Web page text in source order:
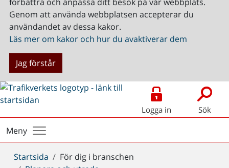
Genom att använda webbplatsen accepterar du
användandet av dessa kakor.
Läs mer om kakor och hur du avaktiverar dem
Jag förstår
Logga in Sök
Meny
Du
Startsida
För dig i branschen